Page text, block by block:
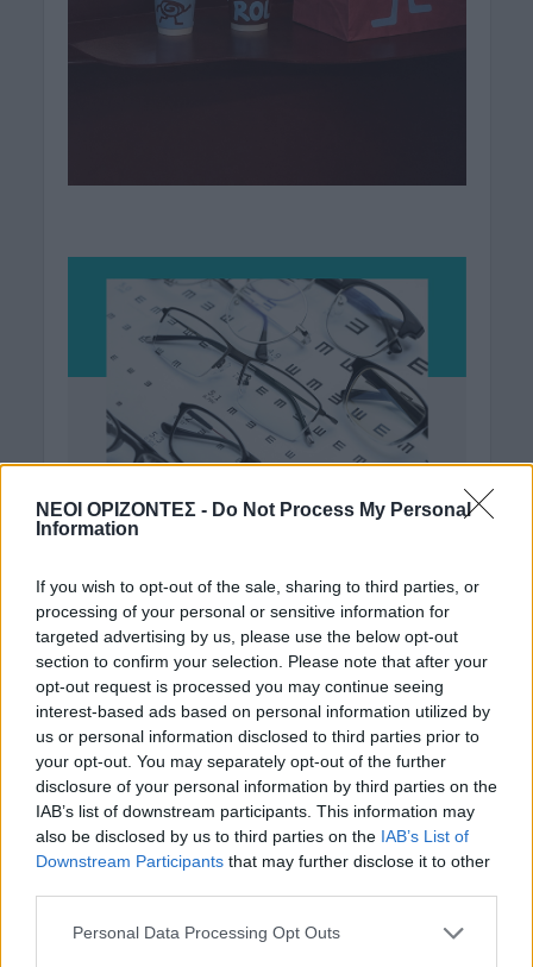
ΝΕΟΙ ΟΡΙΖΟΝΤΕΣ - Do Not Process My Personal
Information
If you wish to opt-out of the sale, sharing to third parties, or
processing of your personal or sensitive information for
targeted advertising by us, please use the below opt-out
section to confirm your selection. Please note that after your
opt-out request is processed you may continue seeing
interest-based ads based on personal information utilized by
us or personal information disclosed to third parties prior to
your opt-out. You may separately opt-out of the further
disclosure of your personal information by third parties on the
IAB’s list of downstream participants. This information may
also be disclosed by us to third parties on the IAB’s List of
Downstream Participants that may further disclose it to other
Personal Data Processing Opt Outs